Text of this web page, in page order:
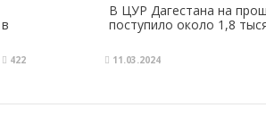
422
В ЦУР Дагестана на
поступило около 1,8
11.03.2024